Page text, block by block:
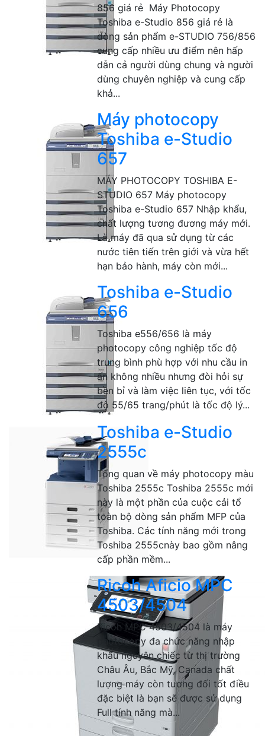
856 giá rẻ Máy Photocopy
Toshiba e-Studio 856 giá rẻ là
dòng sản phẩm e-STUDIO 756/856
cung cấp nhiều ưu điểm nên hấp
dẫn cả người dùng chung và người
dùng chuyên nghiệp và cung cấp
khả...
Máy photocopy
Toshiba e-Studio
657
MÁY PHOTOCOPY TOSHIBA E-
STUDIO 657 Máy photocopy
Toshiba e-Studio 657 Nhập khẩu,
chất lượng tương đương máy mới.
Là máy đã qua sử dụng từ các
nước tiên tiến trên giới và vừa hết
hạn bảo hành, máy còn mới...
Toshiba e-Studio
656
Toshiba e556/656 là máy
photocopy công nghiệp tốc độ
trung bình phù hợp với nhu cầu in
ấn không nhiều nhưng đòi hỏi sự
bền bỉ và làm việc liên tục, với tốc
độ 55/65 trang/phút là tốc độ lý...
Toshiba e-Studio
2555c
Tổng quan về máy photocopy màu
Toshiba 2555c Toshiba 2555c mới
này là một phần của cuộc cải tổ
toàn bộ dòng sản phẩm MFP của
Toshiba. Các tính năng mới trong
Toshiba 2555cnày bao gồm nâng
cấp phần mềm...
Ricoh Aficio MPC
4503/4504
Ricoh MPC 4503/4504 là máy
photocopy đa chức năng nhập
khẩu nguyên chiếc từ thị trường
Châu Âu, Bắc Mỹ, Canada chất
lượng máy còn tương đối tốt điều
đặc biệt là bạn sẽ được sử dụng
Full tính năng mà...